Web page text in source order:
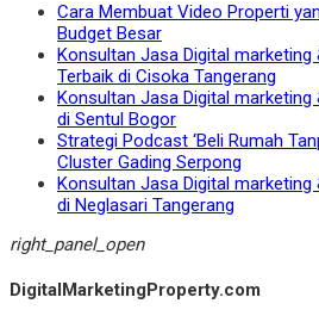
Cara Membuat Video Properti
Budget Besar
Konsultan Jasa Digital
Terbaik di Cisoka Tangerang
Konsultan Jasa Digital
di Sentul Bogor
Strategi Podcast ‘Beli Rumah
Cluster Gading Serpong
Konsultan Jasa Digital
di Neglasari Tangerang
right_panel_open
DigitalMarketingProperty.com